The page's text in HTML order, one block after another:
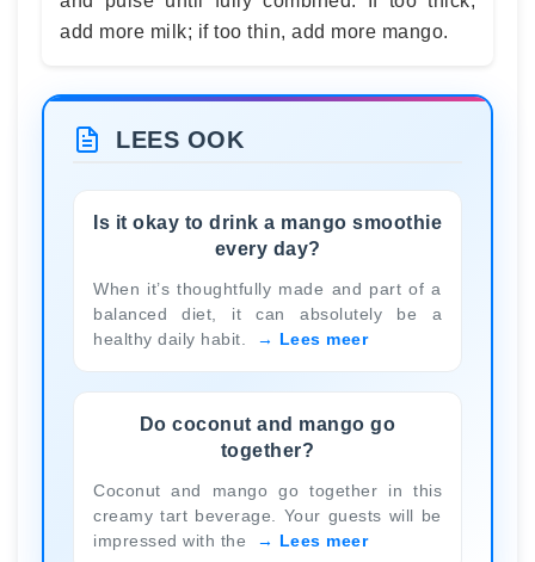
add more milk; if too thin, add more mango.
LEES OOK
Is it okay to drink a mango smoothie
every day?
When it’s thoughtfully made and part of a
balanced diet, it can absolutely be a
healthy daily habit.
Lees meer
Do coconut and mango go
together?
Coconut and mango go together in this
creamy tart beverage. Your guests will be
impressed with the
Lees meer